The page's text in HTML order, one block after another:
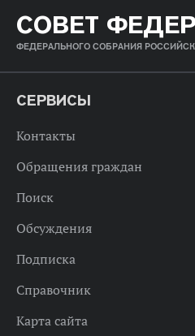
СОВЕТ
ФЕДЕРАЛЬНОГО СОБРАНИЯ
СЕРВИСЫ
Контакты
Обращения граждан
Поиск
Обсуждения
Подписка
Справочник
Карта сайта